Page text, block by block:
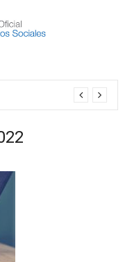
Madrid
de Madrid